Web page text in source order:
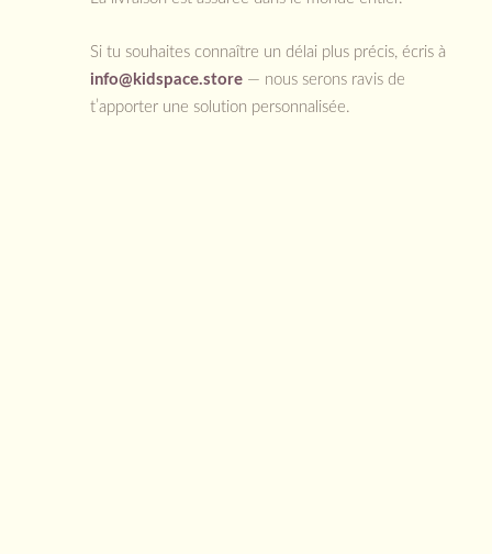
Si tu souhaites connaître un délai plus précis, écris à
info@kidspace.store — nous serons ravis de
t’apporter une solution personnalisée.